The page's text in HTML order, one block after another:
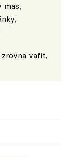
mas,
zrovna vařit,